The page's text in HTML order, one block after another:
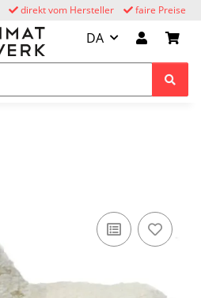
faire Preise
direkt vom Hersteller
DA